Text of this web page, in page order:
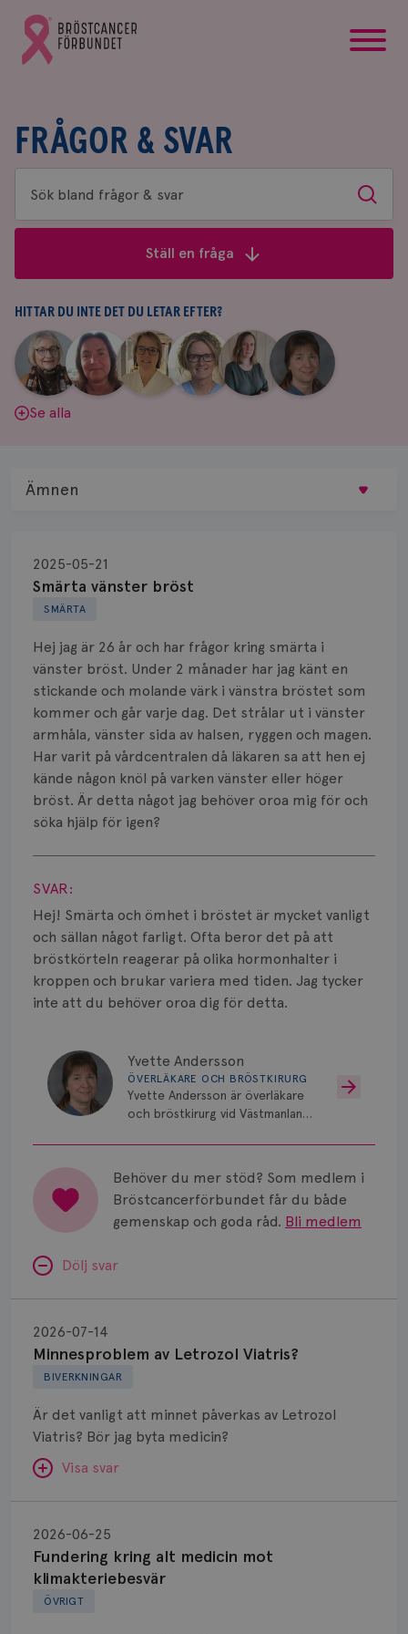
Gå
till
Bröstcancerförbundets
FRÅGOR & SVAR
Sök
bland
&
svar
Sök
Ställ en fråga
HITTAR DU INTE DET DU LETAR EFTER?
Aina
Johnsson
|
Anne
Andersson
Fredrika
Killander
|
Jeanette
Bäcklund
|
Maria
Edegran
|
Yvette
Andersson
Se alla
SMÄRTA
Smärta vänster bröst
2025-05-21
Hej jag är 26 år och har frågor kring smärta i
vänster bröst. Under 2 månader har jag känt en
stickande och molande värk i vänstra bröstet som
kommer och går varje dag. Det strålar ut i vänster
armhåla, vänster sida av halsen, ryggen och magen.
Har varit på vårdcentralen då läkaren sa att hen ej
kände någon knöl på varken vänster eller höger
bröst. Är detta något jag behöver oroa mig för och
söka hjälp för igen?
Visa svar
SVAR:
Hej! Smärta och ömhet i bröstet är mycket vanligt
och sällan något farligt. Ofta beror det på att
bröstkörteln reagerar på olika hormonhalter i
kroppen och brukar variera med tiden. Jag tycker
inte att du behöver oroa dig för detta.
Yvette Andersson
ÖVERLÄKARE OCH BRÖSTKIRURG
Yvette Andersson är överläkare
och bröstkirurg vid Västmanlands
Behöver du mer stöd? Som medlem i
Bröstcancerförbundet får du både
gemenskap och goda råd. Bli medlem
Dölj svar
BIVERKNINGAR
Minnesproblem av Letrozol Viatris?
2026-07-14
Är det vanligt att minnet påverkas av Letrozol
Viatris? Bör jag byta medicin?
Visa svar
SVAR:
Hej. Oavsett vilken hormonsänkande behandling
(men även cytostatika) man får så kan en del
uppleva negativ påverkan på minnet. Prata din
Letrozol
Viatris?
ÖVRIGT
Fundering kring alt medicin mot
klimakteriebesvär
2026-06-25
kring
medicin
Ämnen
Biopsi
Biverkningar
Bröstvårta
Knöl
Läkemedel
Typ av bröstcancer
Smärta
Prognos
Risker
Spridd bröstcancer
Strålning